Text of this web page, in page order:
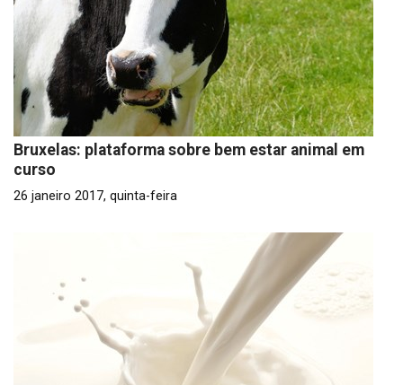
Bruxelas: plataforma sobre bem estar animal em
curso
26 janeiro 2017, quinta-feira